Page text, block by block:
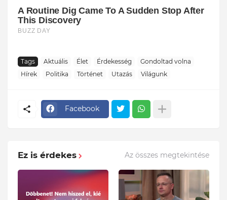
Tags Aktuális Élet Érdekesség
Gondoltad volna
Hírek
Politika Történet Utazás Világunk
Facebook
Ez is érdekes Az összes megtekintése